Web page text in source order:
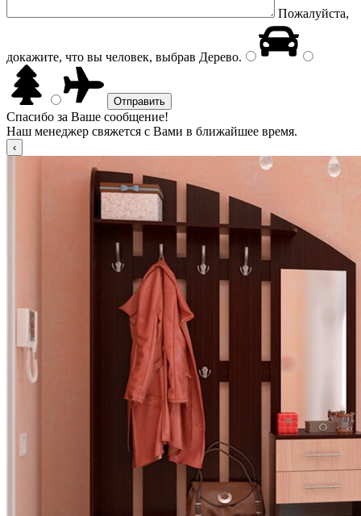
Пожалуйста,
докажите, что вы человек, выбрав Дерево.
Спасибо за Ваше сообщение!
Наш менеджер свяжется с Вами в ближайшее время.